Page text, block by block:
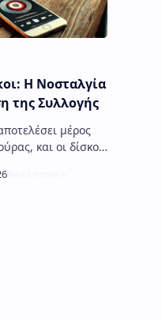
Η Νοσταλγία
της Συλλογής
οι δίσκοι,
CD, έχουν